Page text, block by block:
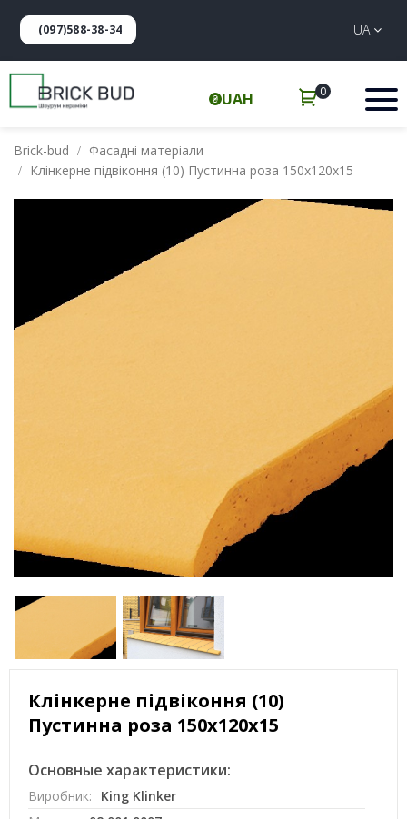
(097)588-38-34 UA
UAH 0
Brick-bud
Фасадні матеріали
Клінкерне підвіконня (10) Пустинна роза 150х120х15
Клінкерне підвіконня (10)
Пустинна роза 150х120х15
Основные характеристики:
Виробник:
King Klinker